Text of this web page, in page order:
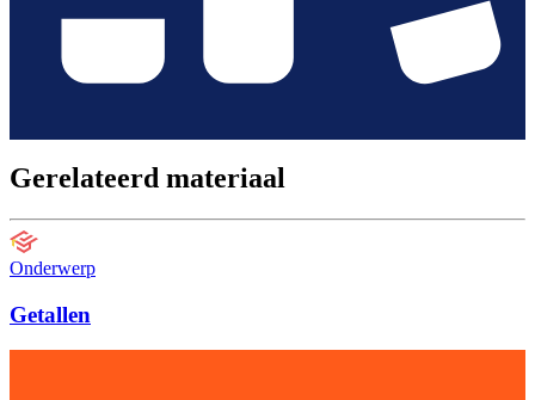
Gerelateerd materiaal
Onderwerp
Getallen